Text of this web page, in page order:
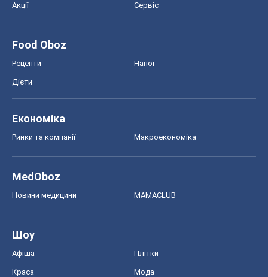
Акції Сервіс
Food Oboz
Рецепти Напої
Дієти
Економіка
Ринки та компанії Макроекономіка
MedOboz
Новини медицини MAMACLUB
Шоу
Афіша Плітки
Краса Мода